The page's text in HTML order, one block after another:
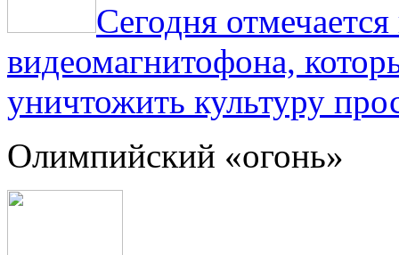
Сегодня
видеомагнитофона,
уничтожить культуру
Олимпийский «огонь»